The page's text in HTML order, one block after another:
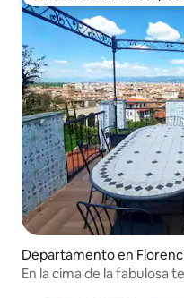
Departamento en
En la cima de la fabulosa